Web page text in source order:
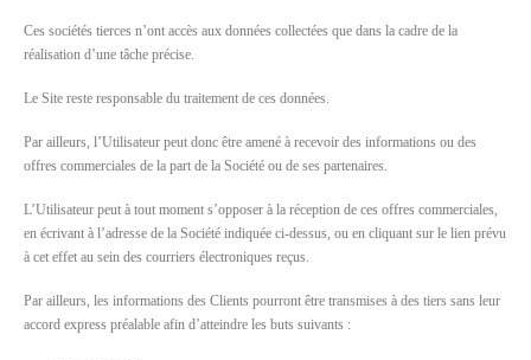
Ces sociétés tierces n’ont accès aux données collectées que dans la cadre de la
réalisation d’une tâche précise.
Le Site reste responsable du traitement de ces données.
Par ailleurs, l’Utilisateur peut donc être amené à recevoir des informations ou des
offres commerciales de la part de la Société ou de ses partenaires.
L’Utilisateur peut à tout moment s’opposer à la réception de ces offres commerciales,
en écrivant à l’adresse de la Société indiquée ci-dessus, ou en cliquant sur le lien prévu
à cet effet au sein des courriers électroniques reçus.
Par ailleurs, les informations des Clients pourront être transmises à des tiers sans leur
accord express préalable afin d’atteindre les buts suivants :